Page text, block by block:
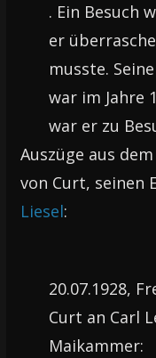
. Ein Besuch
er
musste.
war im Jahre
war er zu
Auszüge aus
von Curt, seinen
Liesel:
20.07.1928,
Curt an Carl
Maikammer: